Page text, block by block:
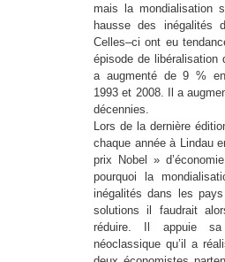
mais la mondialisation
hausse des inégalités
Celles–ci ont eu
épisode de libéralisation
a augmenté de 9 % en
1993 et 2008. Il a
décennies.
Lors de la dernière
chaque année à Lindau
prix Nobel »
pourquoi la
inégalités dans les
solutions il faudrait
réduire. Il appuie
néoclassique qu’il a